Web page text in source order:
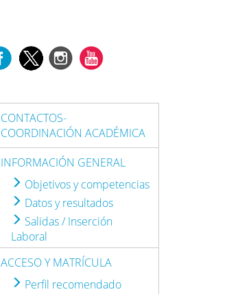
CONTACTOS-
COORDINACIÓN ACADÉMICA
INFORMACIÓN GENERAL
Objetivos y competencias
Datos y resultados
Salidas / Inserción
Laboral
ACCESO Y MATRÍCULA
Perfil recomendado